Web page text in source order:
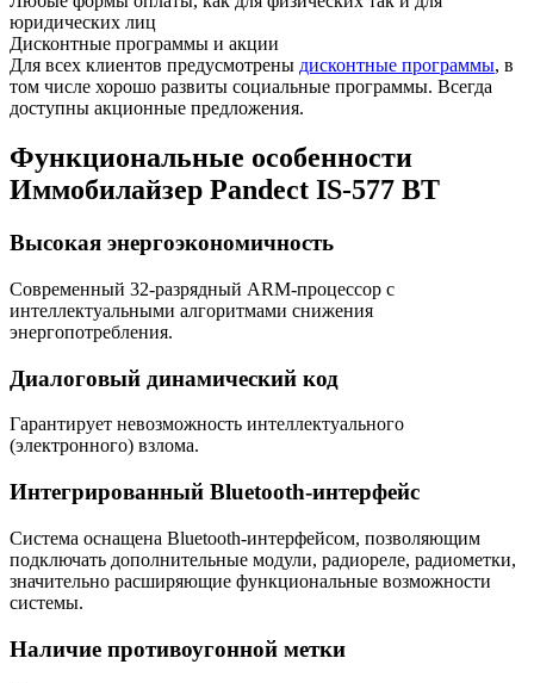
юридических лиц
Дисконтные программы и акции
Для всех клиентов предусмотрены дисконтные программы, в
том числе хорошо развиты социальные программы. Всегда
доступны акционные предложения.
Функциональные особенности
Иммобилайзер Pandect IS-577 BT
Высокая энергоэкономичность
Современный 32-разрядный ARM-процессор с
интеллектуальными алгоритмами снижения
энергопотребления.
Диалоговый динамический код
Гарантирует невозможность интеллектуального
(электронного) взлома.
Интегрированный Bluetooth-интерфейс
Система оснащена Bluetooth-интерфейсом, позволяющим
подключать дополнительные модули, радиореле, радиометки,
значительно расширяющие функциональные возможности
системы.
Наличие противоугонной метки